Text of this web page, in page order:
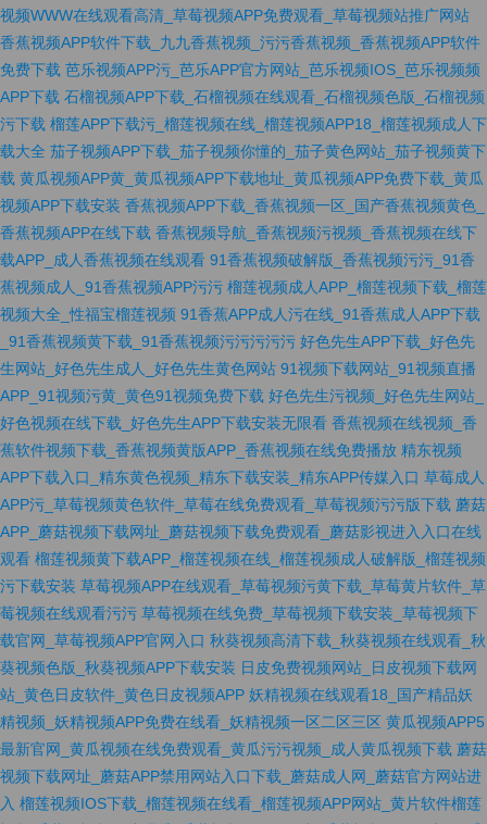
视频WWW在线观看高清_草莓视频APP免费观看_草莓视频站推广网站
香蕉视频APP软件下载_九九香蕉视频_污污香蕉视频_香蕉视频APP软件
免费下载 芭乐视频APP污_芭乐APP官方网站_芭乐视频IOS_芭乐视频频
APP下载 石榴视频APP下载_石榴视频在线观看_石榴视频色版_石榴视频
污下载 榴莲APP下载污_榴莲视频在线_榴莲视频APP18_榴莲视频成人下
载大全 茄子视频APP下载_茄子视频你懂的_茄子黄色网站_茄子视频黄下
载 黄瓜视频APP黄_黄瓜视频APP下载地址_黄瓜视频APP免费下载_黄瓜
视频APP下载安装 香蕉视频APP下载_香蕉视频一区_国产香蕉视频黄色_
香蕉视频APP在线下载 香蕉视频导航_香蕉视频污视频_香蕉视频在线下
载APP_成人香蕉视频在线观看 91香蕉视频破解版_香蕉视频污污_91香
蕉视频成人_91香蕉视频APP污污 榴莲视频成人APP_榴莲视频下载_榴莲
视频大全_性福宝榴莲视频 91香蕉APP成人污在线_91香蕉成人APP下载
_91香蕉视频黄下载_91香蕉视频污污污污污 好色先生APP下载_好色先
生网站_好色先生成人_好色先生黄色网站 91视频下载网站_91视频直播
APP_91视频污黄_黄色91视频免费下载 好色先生污视频_好色先生网站_
好色视频在线下载_好色先生APP下载安装无限看 香蕉视频在线视频_香
蕉软件视频下载_香蕉视频黄版APP_香蕉视频在线免费播放 精东视频
APP下载入口_精东黄色视频_精东下载安装_精东APP传媒入口 草莓成人
APP污_草莓视频黄色软件_草莓在线免费观看_草莓视频污污版下载 蘑菇
APP_蘑菇视频下载网址_蘑菇视频下载免费观看_蘑菇影视进入入口在线
观看 榴莲视频黄下载APP_榴莲视频在线_榴莲视频成人破解版_榴莲视频
污下载安装 草莓视频APP在线观看_草莓视频污黄下载_草莓黄片软件_草
莓视频在线观看污污 草莓视频在线免费_草莓视频下载安装_草莓视频下
载官网_草莓视频APP官网入口 秋葵视频高清下载_秋葵视频在线观看_秋
葵视频色版_秋葵视频APP下载安装 日皮免费视频网站_日皮视频下载网
站_黄色日皮软件_黄色日皮视频APP 妖精视频在线观看18_国产精品妖
精视频_妖精视频APP免费在线看_妖精视频一区二区三区 黄瓜视频APP5
最新官网_黄瓜视频在线免费观看_黄瓜污污视频_成人黄瓜视频下载 蘑菇
视频下载网址_蘑菇APP禁用网站入口下载_蘑菇成人网_蘑菇官方网站进
入 榴莲视频IOS下载_榴莲视频在线看_榴莲视频APP网站_黄片软件榴莲